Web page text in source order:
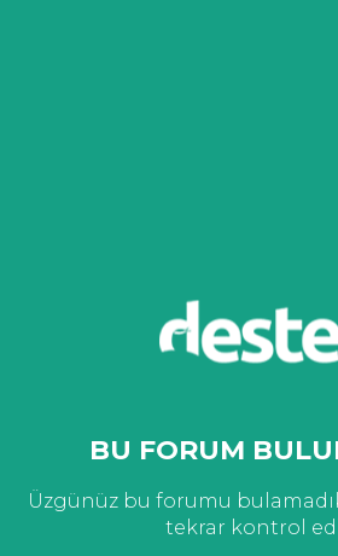
BU FORUM
Üzgünüz bu forumu
tekrar kontrol